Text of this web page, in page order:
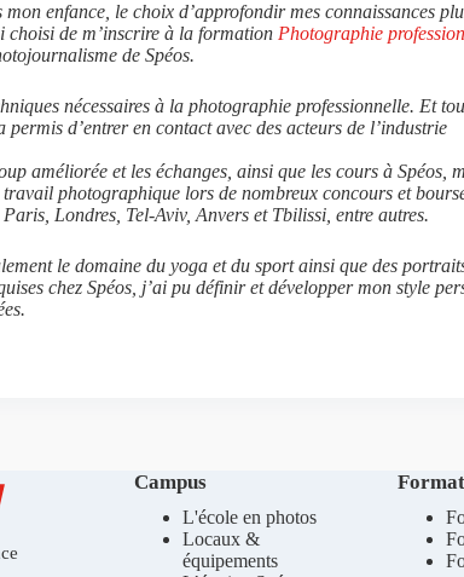
enfance, le choix d’approfondir mes connaissances
choisi de m’inscrire à la formation Photographie
de Spéos.
nécessaires à la photographie professionnelle. Et
permis d’entrer en contact avec des acteurs de l’industrie
améliorée et les échanges, ainsi que les cours à Spéos,
photographique lors de nombreux concours et
Londres, Tel-Aviv, Anvers et Tbilissi, entre autres.
le domaine du yoga et du sport ainsi que des
chez Spéos, j’ai pu définir et développer mon style
Campus
L'école en photos
Locaux &
équipements